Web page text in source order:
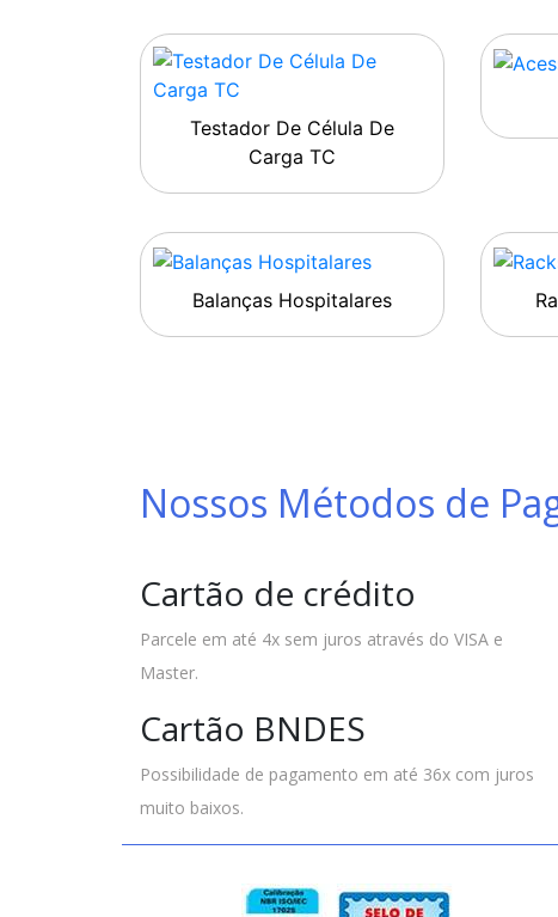
Testador De Célula De
Carga TC
Balanças Hospitalares
Nossos Métodos de
Cartão de crédito
Parcele em até 4x sem juros através do VISA e
Master.
Cartão BNDES
Possibilidade de pagamento em até 36x com juros
muito baixos.